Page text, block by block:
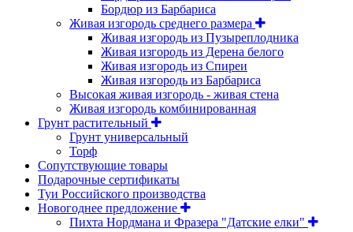
Бордюр из Барбариса
Живая изгородь среднего размера
Живая изгородь из Пузыреплодника
Живая изгородь из Дерена белого
Живая изгородь из Спиреи
Живая изгородь из Барбариса
Высокая живая изгородь - живая стена
Живая изгородь комбинированная
Грунт растительный
Грунт универсальный
Торф
Сопутствующие товары
Подарочные сертификаты
Туи Российского производства
Новогоднее предложение
Пихта Нордмана и Фразера "Датские елки"